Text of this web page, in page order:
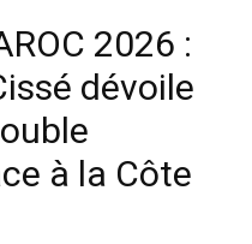
2026 :
dévoile
à la Côte